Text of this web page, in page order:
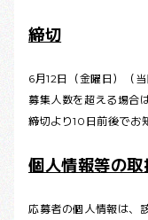
締切
6月12日（金曜日）（当
募集人数を超える場合
締切より10日前後でお
個人情報等の取
応募者の個人情報は、